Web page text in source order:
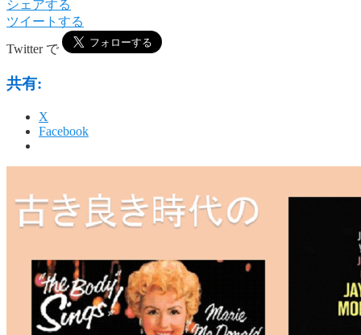
シェアする
ツイートする
Twitter で
共有:
X
Facebook